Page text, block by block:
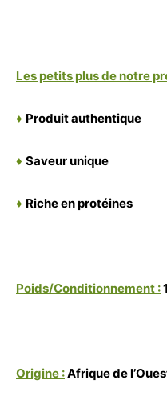
Les petits plus de notre
♦ Produit authentique
♦ Saveur unique
♦ Riche en protéines
Poids/Conditionnement :
Origine :Afrique de